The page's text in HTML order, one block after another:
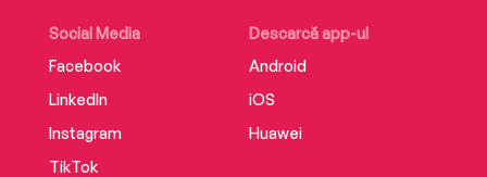
Social Media
Facebook
LinkedIn
Instagram
TikTok
Descarcă app-ul
Android
iOS
Huawei